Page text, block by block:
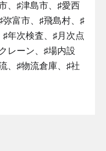
、♯津島市、♯愛西
富市、♯飛島村、♯
年次検査、♯月次点
レーン、♯場内設
、♯物流倉庫、♯社